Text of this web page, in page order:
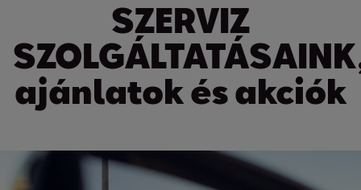
SZERVIZ
ajánlatok és akciók